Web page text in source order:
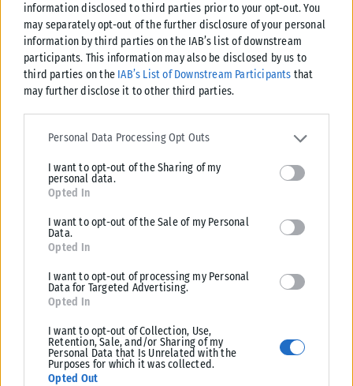
information disclosed to third parties prior to your opt-out. You
may separately opt-out of the further disclosure of your personal
information by third parties on the IAB’s list of downstream
participants. This information may also be disclosed by us to
third parties on the IAB’s List of Downstream Participants that
may further disclose it to other third parties.
Please note that this website/app uses one or more Google
services and may gather and store information including but not
deny consent to Google and its third-party tags to use your data
for below specified purposes in below Google consent section.
Personal Data Processing Opt Outs
I want to opt-out of the Sharing of my
personal data.
Opted In
I want to opt-out of the Sale of my Personal
Data.
Opted In
I want to opt-out of processing my Personal
Data for Targeted Advertising.
Opted In
I want to opt-out of Collection, Use,
Retention, Sale, and/or Sharing of my
Personal Data that Is Unrelated with the
Purposes for which it was collected.
Opted Out
ΔΙΕΘΝΉ
νεκροί και 15 τραυματίες
Συναγερμός σήμανε το πρωί της Παρασκευής στην Ταϊλάνδη, έπειτα
Μπανγκόκ....
ΑΝΑΡΤΉΘΗΚΕ ΑΠΌΣΤΈΛΛΑ ΛΊΤΑΙΝΑ